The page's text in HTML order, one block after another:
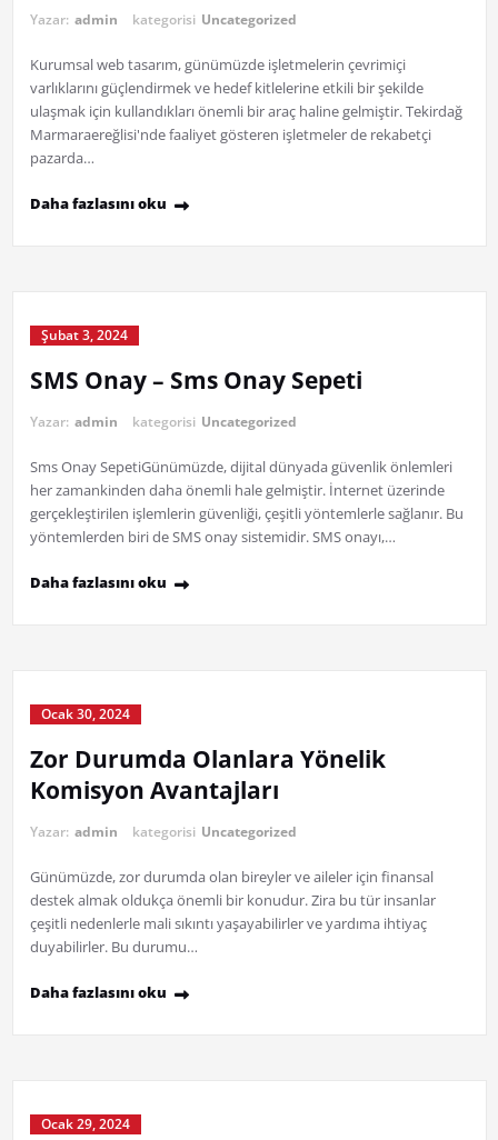
Yazar: admin kategorisi Uncategorized
Kurumsal web tasarım, günümüzde işletmelerin çevrimiçi
varlıklarını güçlendirmek ve hedef kitlelerine etkili bir şekilde
ulaşmak için kullandıkları önemli bir araç haline gelmiştir. Tekirdağ
Marmaraereğlisi'nde faaliyet gösteren işletmeler de rekabetçi
pazarda…
Daha fazlasını oku
Şubat 3, 2024
SMS Onay – Sms Onay Sepeti
Yazar: admin kategorisi Uncategorized
Sms Onay SepetiGünümüzde, dijital dünyada güvenlik önlemleri
her zamankinden daha önemli hale gelmiştir. İnternet üzerinde
gerçekleştirilen işlemlerin güvenliği, çeşitli yöntemlerle sağlanır. Bu
yöntemlerden biri de SMS onay sistemidir. SMS onayı,…
Daha fazlasını oku
Ocak 30, 2024
Zor Durumda Olanlara Yönelik
Komisyon Avantajları
Yazar: admin kategorisi Uncategorized
Günümüzde, zor durumda olan bireyler ve aileler için finansal
destek almak oldukça önemli bir konudur. Zira bu tür insanlar
çeşitli nedenlerle mali sıkıntı yaşayabilirler ve yardıma ihtiyaç
duyabilirler. Bu durumu…
Daha fazlasını oku
Ocak 29, 2024